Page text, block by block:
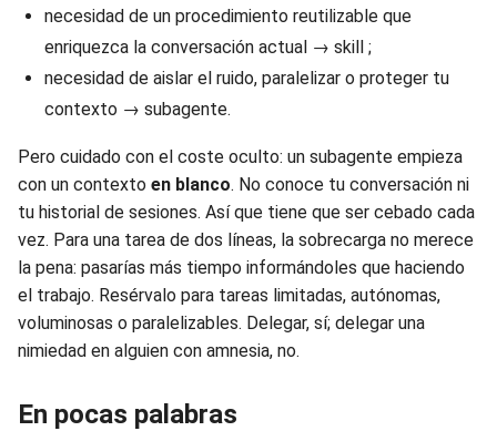
necesidad de un procedimiento reutilizable que
enriquezca la conversación actual → skill ;
necesidad de aislar el ruido, paralelizar o proteger tu
contexto → subagente.
Pero cuidado con el coste oculto: un subagente empieza
con un contexto en blanco. No conoce tu conversación ni
tu historial de sesiones. Así que tiene que ser cebado cada
vez. Para una tarea de dos líneas, la sobrecarga no merece
la pena: pasarías más tiempo informándoles que haciendo
el trabajo. Resérvalo para tareas limitadas, autónomas,
voluminosas o paralelizables. Delegar, sí; delegar una
nimiedad en alguien con amnesia, no.
En pocas palabras